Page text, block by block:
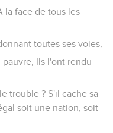
la face de tous les
toutes ses voies,
Ils l'ont rendu
trouble ? S'il cache sa
soit une nation, soit